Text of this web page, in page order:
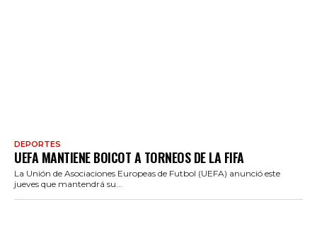
DEPORTES
UEFA MANTIENE BOICOT A TORNEOS DE LA FIFA
La Unión de Asociaciones Europeas de Futbol (UEFA) anunció este
jueves que mantendrá su...